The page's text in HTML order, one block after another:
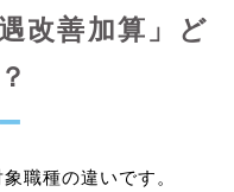
改善加算」ど
職種の違いです。